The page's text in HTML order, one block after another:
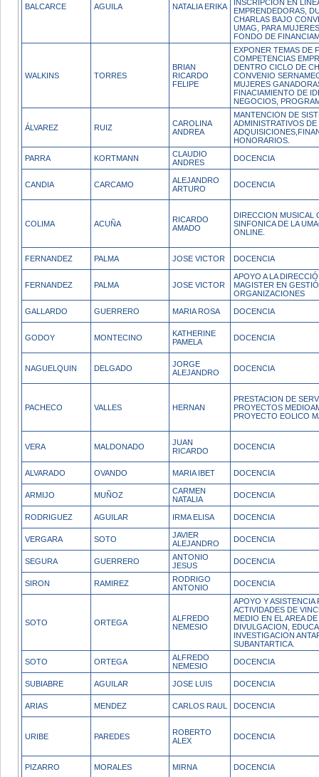
BALCARCE AGUILA NATALIA ERIKA
INSCRIPCION EN
EMPRENDEDORAS,
CHARLAS BAJO
UMAG, PARA
FONDO DE
WALKINS TORRES
BRIAN
RICARDO
FELIPE
EXPONER TEMAS DE
COMPETENCIAS
DENTRO CICLO DE
CONVENIO
MUJERES
FINACIAMIENTO DE
NEGOCIOS,
ÁLVAREZ RUIZ
CAROLINA
ANDREA
MANTENCION DE
ADMINISTRATIVOS
HONORARIOS.
PARRA KORTMANN
CLAUDIO
ANDRES
DOCENCIA
CANDIA CARCAMO
ALEJANDRO
ARTURO
DOCENCIA
COLIMA ACUÑA
RICARDO
AMADO
DIRECCION MUSICAL
SINFONICA DE LA
ONLINE.
FERNANDEZ PALMA JOSE VICTOR DOCENCIA
FERNANDEZ PALMA JOSE VICTOR
APOYO A LA
MAGISTER EN
ORGANIZACIONES
GALLARDO GUERRERO MARIA ROSA DOCENCIA
GODOY MONTECINO
KATHERINE
PAMELA
DOCENCIA
NAGUELQUIN DELGADO
JORGE
ALEJANDRO
DOCENCIA
PACHECO VALLES HERNAN
PRESTACION DE
PROYECTOS
PROYECTO EOLICO
VERA MALDONADO
JUAN
RICARDO
DOCENCIA
ALVARADO OVANDO MARIA IBET DOCENCIA
ARMIJO MUÑOZ
CARMEN
NATALIA
DOCENCIA
RODRIGUEZ AGUILAR IRMA ELISA DOCENCIA
VERGARA SOTO
JAVIER
ALEJANDRO
DOCENCIA
SEGURA GUERRERO
ANTONIO
JESUS
DOCENCIA
SIRON RAMIREZ
RODRIGO
ANTONIO
DOCENCIA
SOTO ORTEGA
ALFREDO
NEMESIO
APOYO Y ASISTENCIA
ACTIVIDADES DE
MEDIO EN EL AREA
DIVULGACION,
INVESTIGACION
SUBANTARTICA.
SOTO ORTEGA
ALFREDO
NEMESIO
DOCENCIA
SUBIABRE AGUILAR JOSE LUIS DOCENCIA
ARIAS MENDEZ CARLOS RAUL DOCENCIA
URIBE PAREDES
ROBERTO
ALEX
DOCENCIA
PIZARRO MORALES MIRNA DOCENCIA